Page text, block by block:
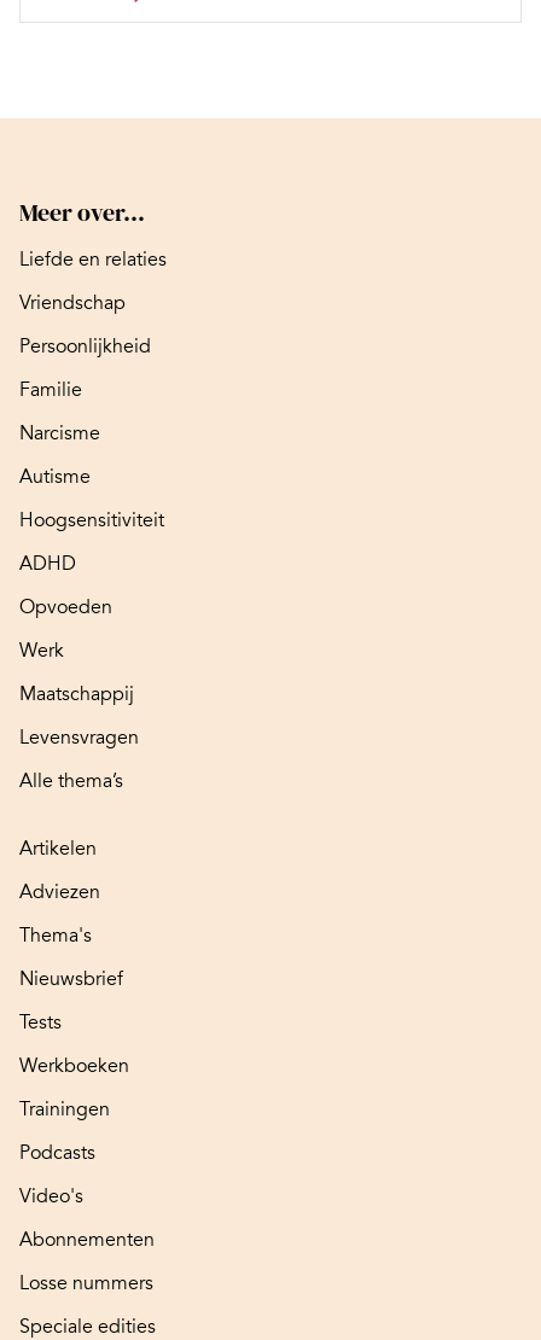
Meer over...
Liefde en relaties
Vriendschap
Persoonlijkheid
Familie
Narcisme
Autisme
Hoogsensitiviteit
ADHD
Opvoeden
Werk
Maatschappij
Levensvragen
Alle thema’s
Artikelen
Adviezen
Thema's
Nieuwsbrief
Tests
Werkboeken
Trainingen
Podcasts
Video's
Abonnementen
Losse nummers
Speciale edities